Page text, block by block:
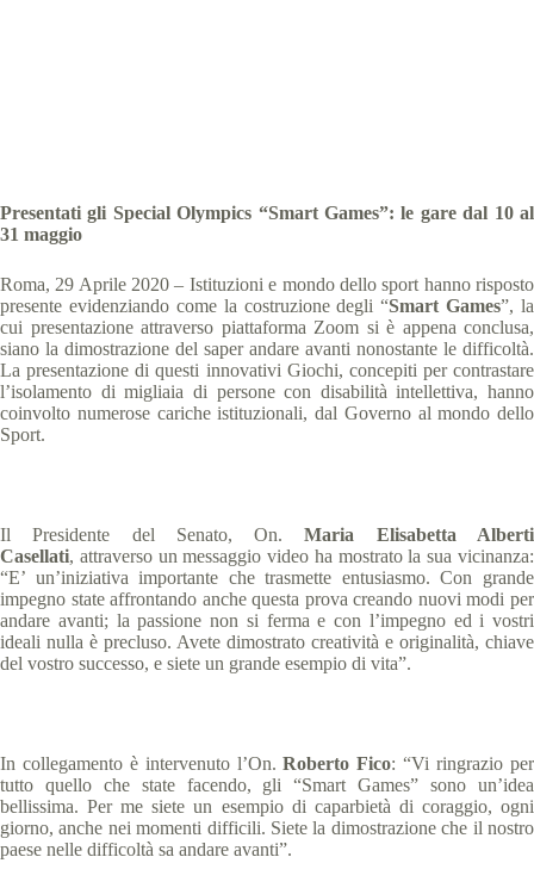
Presentati gli Special Olympics “Smart Games”: le gare dal 10 al
31 maggio
Roma, 29 Aprile 2020 – Istituzioni e mondo dello sport hanno risposto
presente evidenziando come la costruzione degli “Smart Games”, la
cui presentazione attraverso piattaforma Zoom si è appena conclusa,
siano la dimostrazione del saper andare avanti nonostante le difficoltà.
La presentazione di questi innovativi Giochi, concepiti per contrastare
l’isolamento di migliaia di persone con disabilità intellettiva, hanno
coinvolto numerose cariche istituzionali, dal Governo al mondo dello
Sport.
Il Presidente del Senato, On.Maria Elisabetta Alberti
Casellati, attraverso un messaggio video ha mostrato la sua vicinanza:
“E’ un’iniziativa importante che trasmette entusiasmo. Con grande
impegno state affrontando anche questa prova creando nuovi modi per
andare avanti; la passione non si ferma e con l’impegno ed i vostri
ideali nulla è precluso. Avete dimostrato creatività e originalità, chiave
del vostro successo, e siete un grande esempio di vita”.
In collegamento è intervenuto l’On.Roberto Fico: “Vi ringrazio per
tutto quello che state facendo, gli “Smart Games” sono un’idea
bellissima. Per me siete un esempio di caparbietà di coraggio, ogni
giorno, anche nei momenti difficili. Siete la dimostrazione che il nostro
paese nelle difficoltà sa andare avanti”.